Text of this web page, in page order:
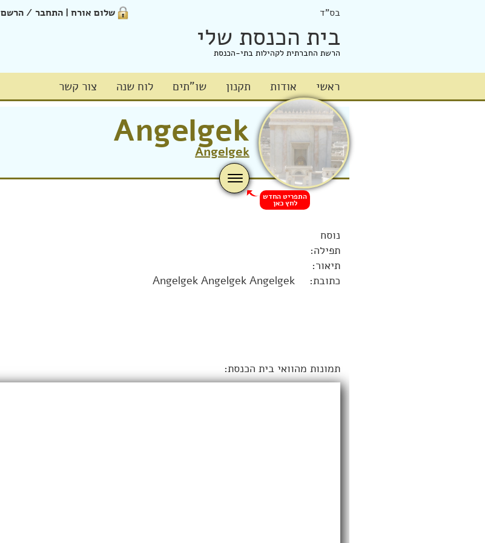
בס"ד שלום אורח | התחבר / הרשם
בית הכנסת שלי
הרשת החברתית לקהילות בתי-הכנסת
ראשי אודות תקנון שו"תים לוח שנה צור קשר
Angelgek
Angelgek
התפריט החדש
לחץ כאן
נוסח
תפילה:
תיאור:
כתובת:
Angelgek Angelgek Angelgek
תמונות מהוואי בית הכנסת: